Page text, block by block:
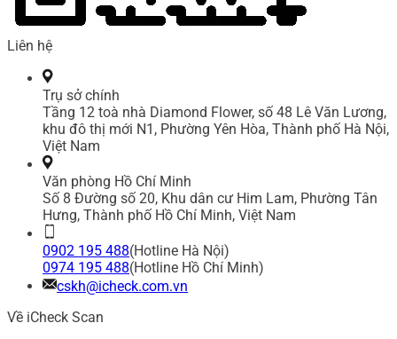
Liên hệ
Trụ sở chính
Tầng 12 toà nhà Diamond Flower, số 48 Lê Văn Lương,
khu đô thị mới N1, Phường Yên Hòa, Thành phố Hà Nội,
Việt Nam
Văn phòng Hồ Chí Minh
Số 8 Đường số 20, Khu dân cư Him Lam, Phường Tân
Hưng, Thành phố Hồ Chí Minh, Việt Nam
0902 195 488(Hotline Hà Nội)
0974 195 488(Hotline Hồ Chí Minh)
cskh@icheck.com.vn
Về iCheck Scan